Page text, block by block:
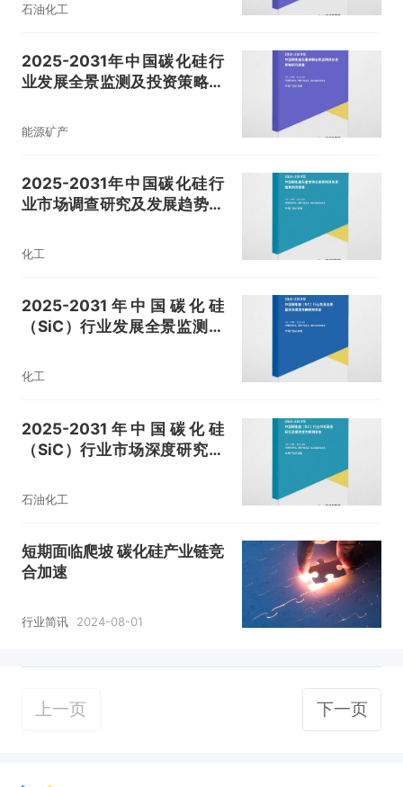
石油化工
2025-2031年中国碳化硅行
业发展全景监测及投资策略研
能源矿产
2025-2031年中国碳化硅行
业市场调查研究及发展趋势预
化工
2025-2031年中国碳化硅
（SiC）行业发展全景监测及
化工
2025-2031年中国碳化硅
（SiC）行业市场深度研究及
石油化工
短期面临爬坡 碳化硅产业链竞
合加速
行业简讯 2024-08-01
上一页 下一页